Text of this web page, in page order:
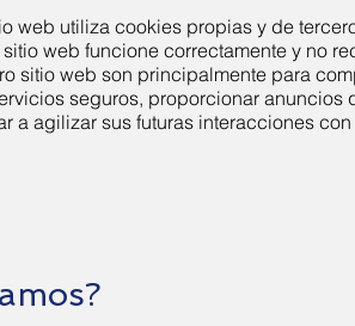
web utiliza cookies propias y de
web funcione correctamente y no
sitio web son principalmente para
seguros, proporcionar anuncios
agilizar sus futuras interacciones con